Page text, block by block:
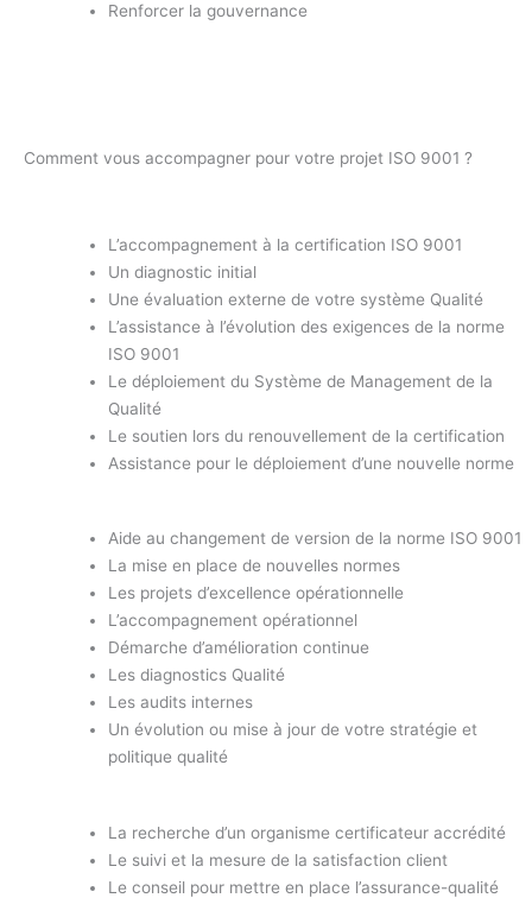
Renforcer la gouvernance
Comment vous accompagner pour votre projet ISO 9001 ?
L’accompagnement à la certification ISO 9001
Un diagnostic initial
Une évaluation externe de votre système Qualité
L’assistance à l’évolution des exigences de la norme
ISO 9001
Le déploiement du Système de Management de la
Qualité
Le soutien lors du renouvellement de la certification
Assistance pour le déploiement d’une nouvelle norme
Aide au changement de version de la norme ISO 9001
La mise en place de nouvelles normes
Les projets d’excellence opérationnelle
L’accompagnement opérationnel
Démarche d’amélioration continue
Les diagnostics Qualité
Les audits internes
Un évolution ou mise à jour de votre stratégie et
politique qualité
La recherche d’un organisme certificateur accrédité
Le suivi et la mesure de la satisfaction client
Le conseil pour mettre en place l’assurance-qualité